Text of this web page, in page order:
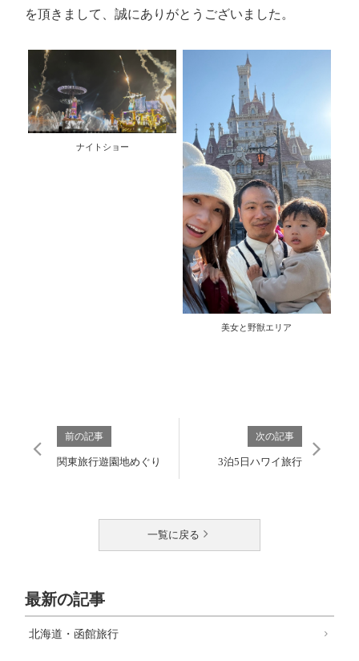
を頂きまして、誠にありがとうございました。
ナイトショー
美女と野獣エリア
前の記事
関東旅行遊園地めぐり
次の記事
3泊5日ハワイ旅行
一覧に戻る
最新の記事
北海道・函館旅行